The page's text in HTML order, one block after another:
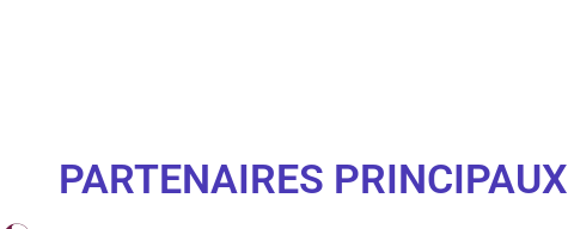
PARTENAIRES PRINCIPAUX